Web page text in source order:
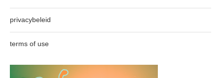
privacybeleid
terms of use